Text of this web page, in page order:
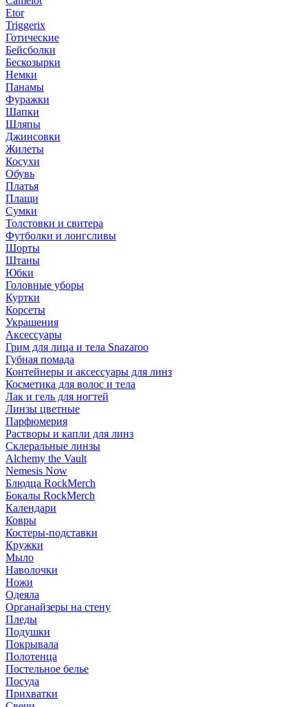
Etor
Triggerix
Готические
Бейсболки
Бескозырки
Немки
Панамы
Фуражки
Шапки
Шляпы
Джинсовки
Жилеты
Косухи
Обувь
Платья
Плащи
Сумки
Толстовки и свитера
Футболки и лонгсливы
Шорты
Штаны
Юбки
Головные уборы
Куртки
Корсеты
Украшения
Аксессуары
Грим для лица и тела Snazaroo
Губная помада
Контейнеры и аксессуары для линз
Косметика для волос и тела
Лак и гель для ногтей
Линзы цветные
Парфюмерия
Растворы и капли для линз
Склеральные линзы
Alchemy the Vault
Nemesis Now
Блюдца RockMerch
Бокалы RockMerch
Календари
Ковры
Костеры-подставки
Кружки
Мыло
Наволочки
Ножи
Одеяла
Органайзеры на стену
Пледы
Подушки
Покрывала
Полотенца
Постельное белье
Посуда
Прихватки